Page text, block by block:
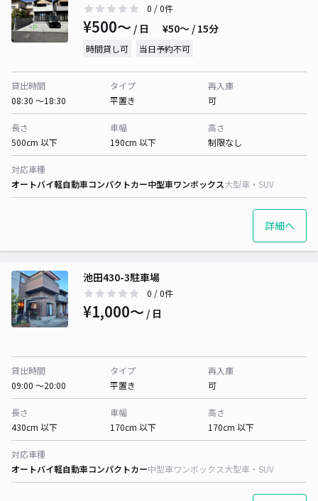
0 / 0件
¥500〜 / 日 ¥50〜 / 15分
時間貸し可 当日予約不可
貸出時間
08:30 〜18:30
タイプ
平置き
再入庫
可
長さ
500cm 以下
車幅
190cm 以下
高さ
制限なし
対応車種
オートバイ軽自動車コンパクトカー中型車ワンボックス大型車・SUV
詳細へ
池田430-3駐車場
0 / 0件
¥1,000〜 / 日
貸出時間
09:00 〜20:00
タイプ
平置き
再入庫
可
長さ
430cm 以下
車幅
170cm 以下
高さ
170cm 以下
対応車種
オートバイ軽自動車コンパクトカー中型車ワンボックス大型車・SUV